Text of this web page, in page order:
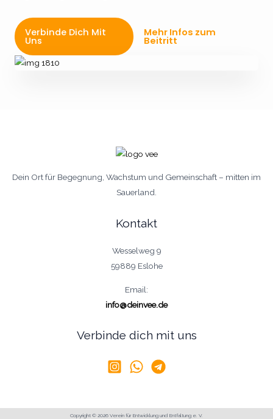
Verbinde Dich Mit
Uns
Mehr Infos zum
Beitritt
Dein Ort für Begegnung, Wachstum und Gemeinschaft – mitten im
Sauerland.
Kontakt
Wesselweg 9
59889 Eslohe
Email:
info@deinvee.de
Verbinde dich mit uns
Copyright © 2026 Verein für Entwicklung und Entfaltung e. V.